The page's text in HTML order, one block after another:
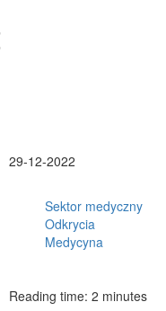
29-12-2022
Sektor medyczny
Odkrycia
Medycyna
Reading time: 2 minutes